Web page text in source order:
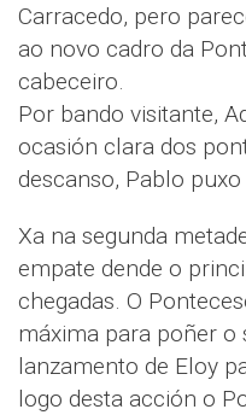
Carracedo, pero
ao novo cadro da
cabeceiro.
Por bando visitante,
ocasión clara dos
descanso, Pablo
Xa na segunda
empate dende o
chegadas. O
máxima para poñer o
lanzamento de Eloy
logo desta acción o